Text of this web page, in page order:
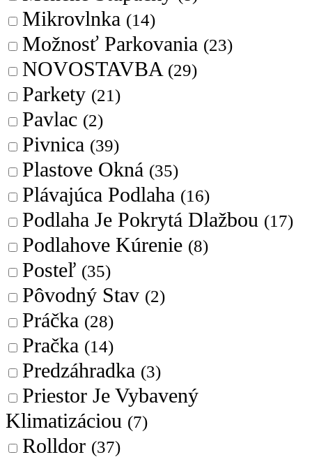
Mikrovlnka (14)
Možnosť Parkovania (23)
NOVOSTAVBA (29)
Parkety (21)
Pavlac (2)
Pivnica (39)
Plastove Okná (35)
Plávajúca Podlaha (16)
Podlaha Je Pokrytá Dlažbou (17)
Podlahove Kúrenie (8)
Posteľ (35)
Pôvodný Stav (2)
Práčka (28)
Pračka (14)
Predzáhradka (3)
Priestor Je Vybavený
Klimatizáciou (7)
Rolldor (37)